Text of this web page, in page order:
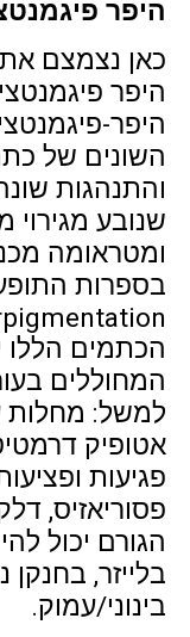
היפר
כאן נצמצם את
היפר
היפר-
השונים של
והתנהגות
שנובע
ומטראומה
הכתמים הללו
המחוללים
למשל: מחלות
אטופיק
פגיעות
פסוריאזיס,
הגורם יכול
בינוני/עמוק.